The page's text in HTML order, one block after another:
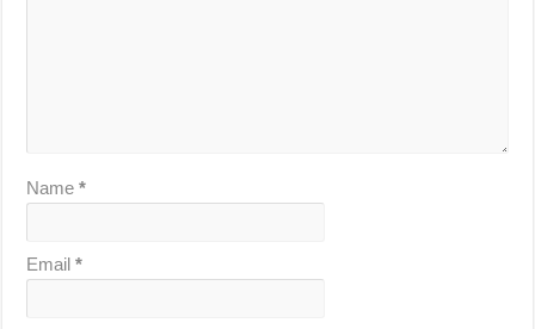
Name*
Email*